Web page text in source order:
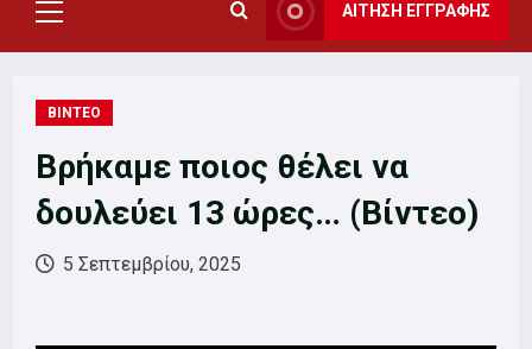
Primary
Menu
ΑΙΤΗΣΗ ΕΓΓΡΑΦΗΣ
ΒΙΝΤΕΟ
Βρήκαμε ποιος θέλει να
δουλεύει 13 ώρες… (Βίντεο)
5 Σεπτεμβρίου, 2025